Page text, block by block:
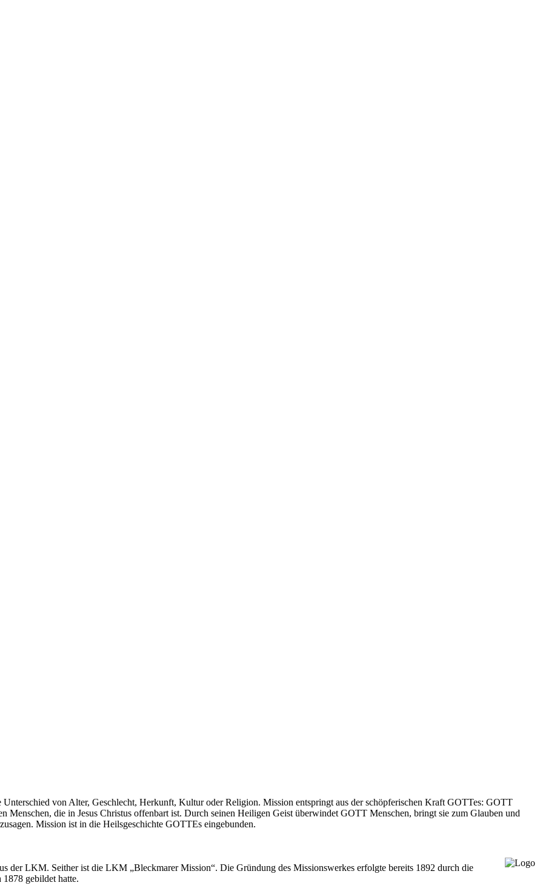
von Alter, Geschlecht, Herkunft, Kultur oder Religion. Mission entspringt aus der schöpferischen Kraft GOTTes: GOTT
Menschen, die in Jesus Christus offenbart ist. Durch seinen Heiligen Geist überwindet GOTT Menschen, bringt sie zum Glauben und
Mission ist in die Heilsgeschichte GOTTEs eingebunden.
der LKM. Seither ist die LKM „Bleckmarer Mission“. Die Gründung des Missionswerkes erfolgte bereits 1892 durch die
gebildet hatte.